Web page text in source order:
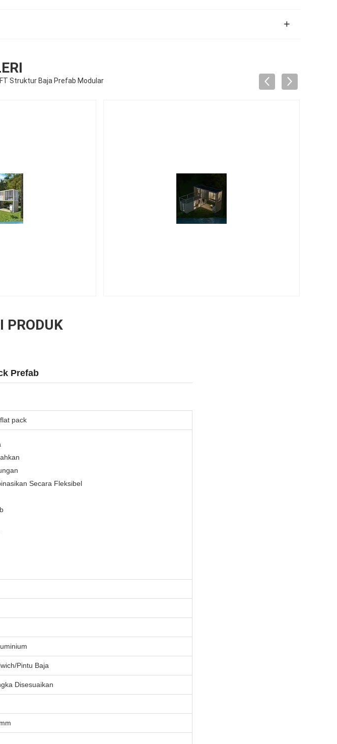
Struktur Baja Prefab Modular
PRODUK
Prefab
pack
Secara Fleksibel
Pintu Baja
Disesuaikan